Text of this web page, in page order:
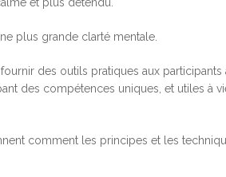
plus grande clarté mentale.
des outils pratiques aux participants
des compétences uniques, et utiles à
comment les principes et les